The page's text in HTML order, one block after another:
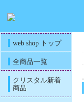
web shop トップ
全商品一覧
クリスタル新着
商品